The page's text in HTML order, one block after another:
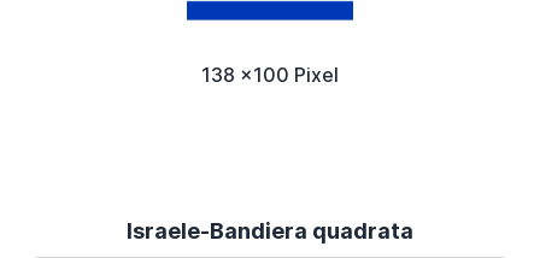
138 x100 Pixel
Israele-Bandiera quadrata